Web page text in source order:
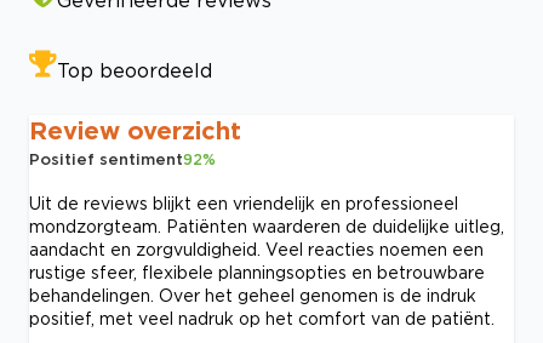
Top beoordeeld
Review overzicht
Positief sentiment92%
Uit de reviews blijkt een vriendelijk en professioneel
mondzorgteam. Patiënten waarderen de duidelijke uitleg,
aandacht en zorgvuldigheid. Veel reacties noemen een
rustige sfeer, flexibele planningsopties en betrouwbare
behandelingen. Over het geheel genomen is de indruk
positief, met veel nadruk op het comfort van de patiënt.